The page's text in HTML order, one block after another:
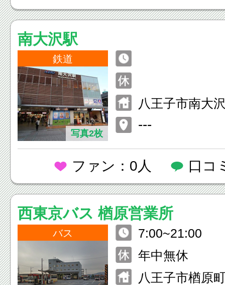
南大沢駅
鉄道
写真2枚
八王子市南大
---
ファン：0人 口コ
西東京バス 楢原営業所
バス
7:00~21:00
年中無休
八王子市楢原